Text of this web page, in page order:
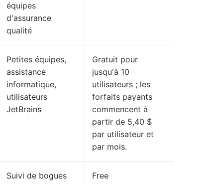
équipes
d'assurance
qualité
Petites équipes,
assistance
informatique,
utilisateurs
JetBrains
Gratuit pour
jusqu'à 10
utilisateurs ; les
forfaits payants
commencent à
partir de 5,40 $
par utilisateur et
par mois.
Suivi de bogues
Free